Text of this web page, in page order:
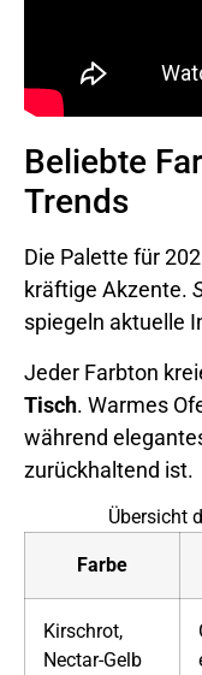
Beliebte
Trends
Die Palette für
kräftige Akzente.
spiegeln aktuelle
Jeder Farbton
Tisch. Warmes
während
zurückhaltend ist.
Übersicht
Farbe
Kirschrot,
Nectar-Gelb